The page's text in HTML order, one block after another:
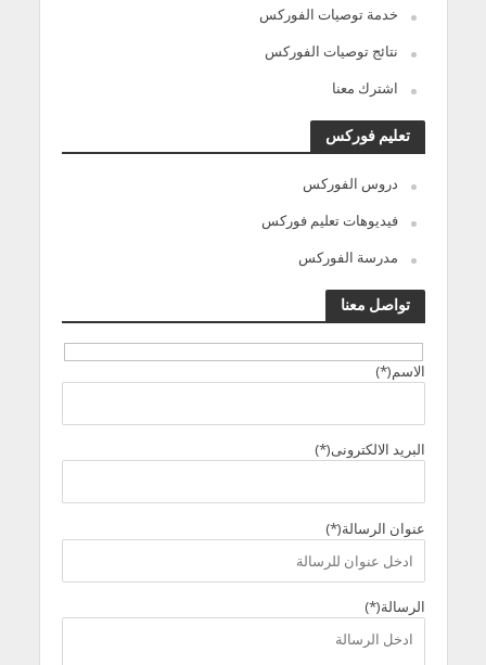
خدمة توصيات الفوركس
نتائج توصيات الفوركس
اشترك معنا
تعليم فوركس
دروس الفوركس
فيديوهات تعليم فوركس
مدرسة الفوركس
تواصل معنا
الاسم(*)
البريد الالكترونى(*)
عنوان الرسالة(*)
الرسالة(*)